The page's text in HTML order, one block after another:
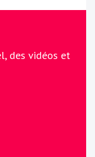
des vidéos et